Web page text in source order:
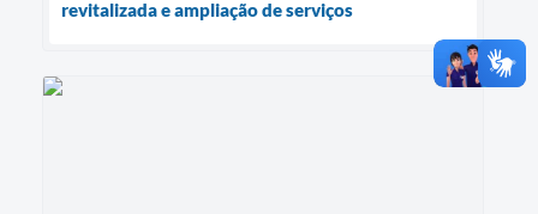
revitalizada e ampliação de serviços